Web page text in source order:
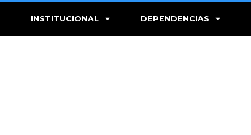
INSTITUCIONAL DEPENDENCIAS